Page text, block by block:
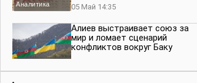
Аналитика 05 Май 14:35
Алиев выстраивает союз за
мир и ломает сценарий
конфликтов вокруг Баку